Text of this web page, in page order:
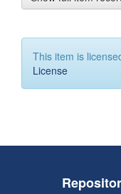
This item is
License